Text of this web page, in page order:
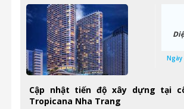
Cập nhật tiến độ xây dựng tại
Tropicana Nha Trang
Ngày